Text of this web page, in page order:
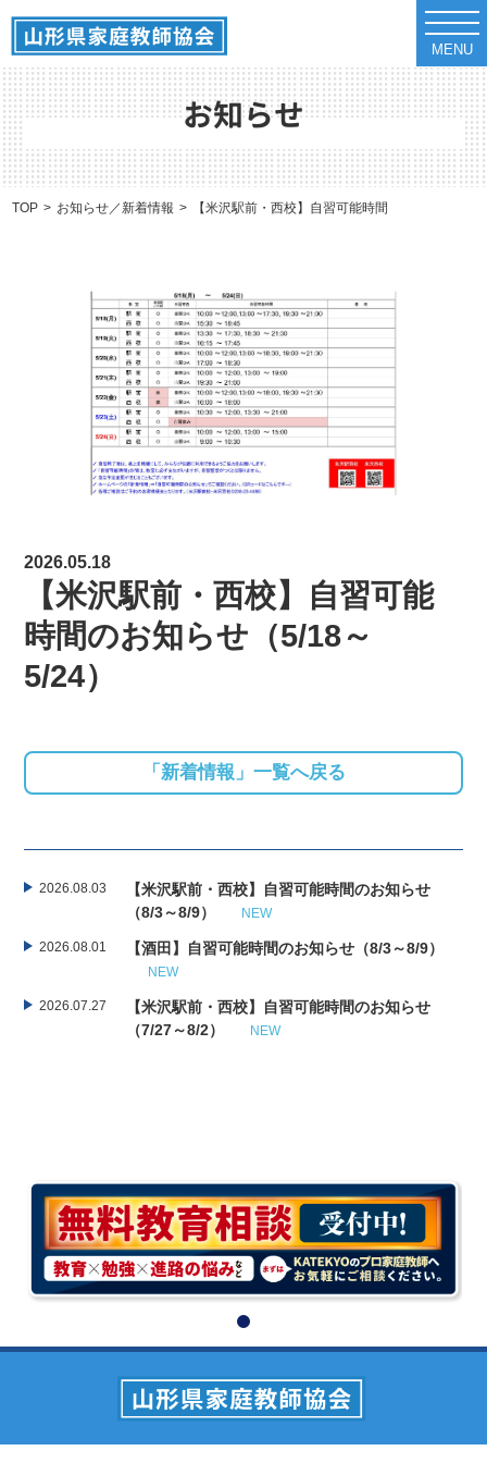
t
o
g
g
l
e
n
v
i
g
MENU
お知らせ
TOP お知らせ／新着情報 【米沢駅前・西校】自習可能時間のお知らせ（5/
2026.05.18
【米沢駅前・西校】自習可能
時間のお知らせ（5/18～
5/24）
「新着情報」一覧へ戻る
2026.08.03
【米沢駅前・西校】自習可能時間のお知らせ
（8/3～8/9）
NEW
2026.08.01 【酒田】自習可能時間のお知らせ（8/3～8/9）
NEW
2026.07.27
【米沢駅前・西校】自習可能時間のお知らせ
（7/27～8/2）
NEW